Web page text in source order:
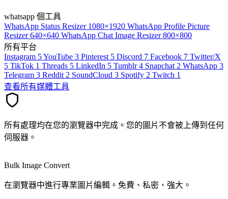
whatsapp 個工具
WhatsApp Status Resizer 1080×1920 WhatsApp Profile Picture
Resizer 640×640 WhatsApp Chat Image Resizer 800×800
所有平台
Instagram 5YouTube 3 Pinterest 5 Discord 7 Facebook 7 Twitter/X
5 TikTok 1 Threads 5 LinkedIn 5 Tumblr 4 Snapchat 2 WhatsApp 3
Telegram 3 Reddit 2 SoundCloud 3 Spotify 2 Twitch 1
查看所有媒體工具
所有處理均在您的瀏覽器中完成。您的圖片不會被上傳到任何
伺服器。
Bulk Image Convert
在瀏覽器中進行專業圖片編輯。免費、私密、強大。